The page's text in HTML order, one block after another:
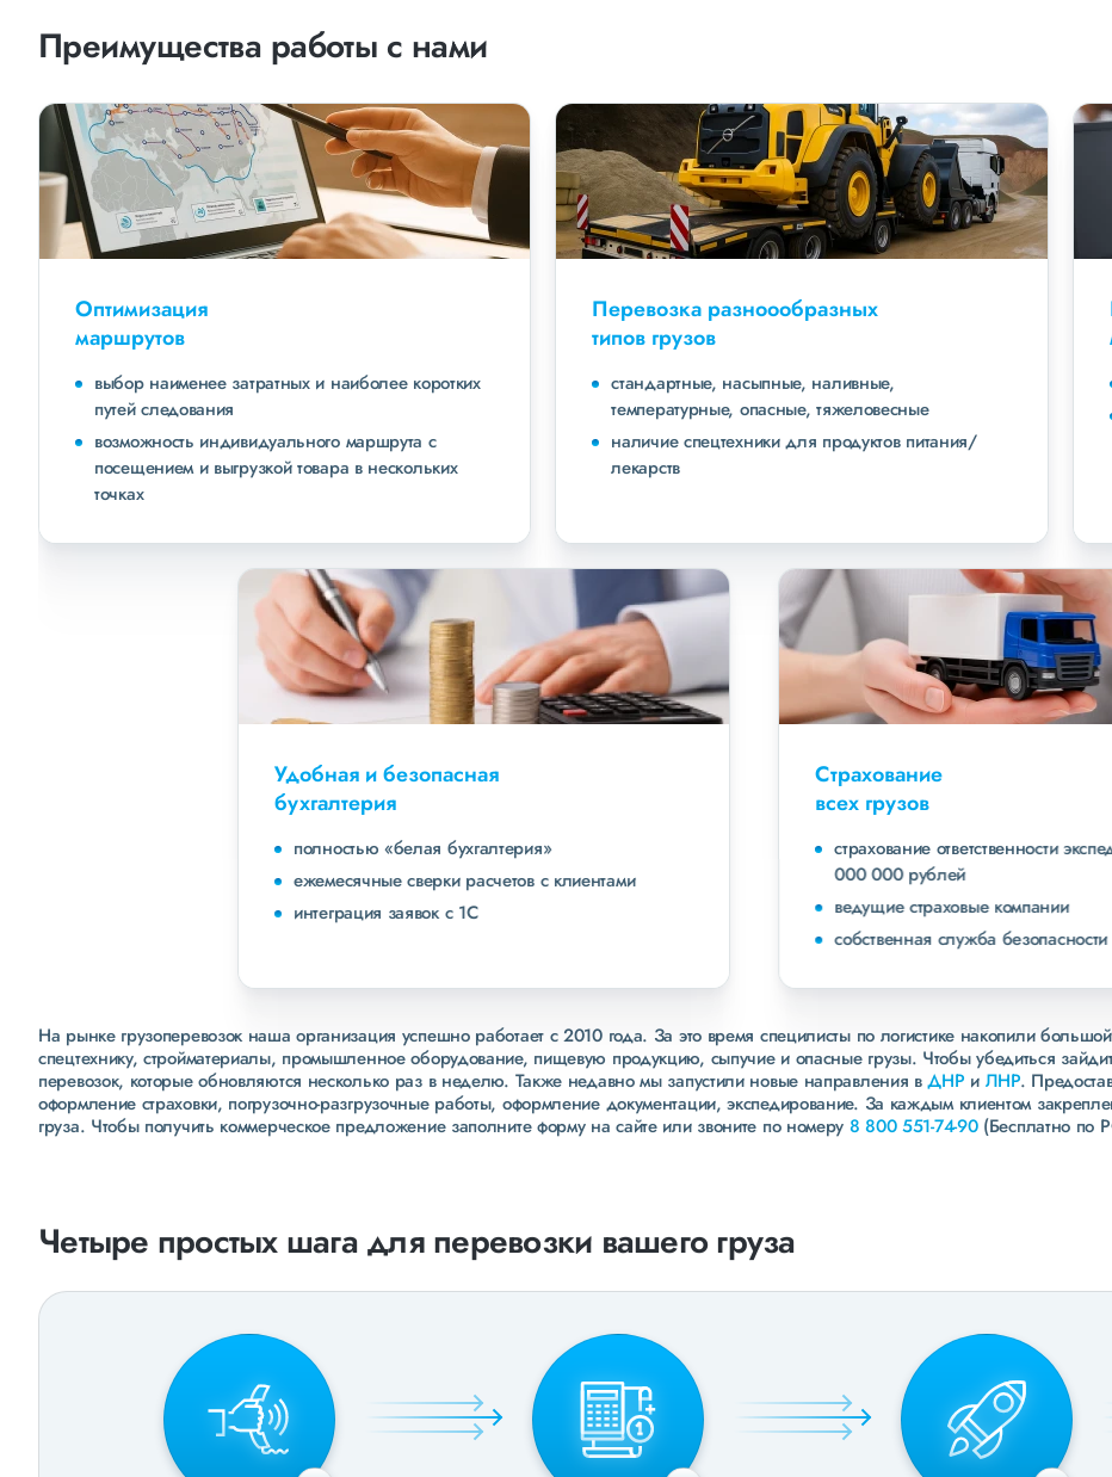
Преимущества работы с нами
Оптимизация
маршрутов
выбор наименее затратных и наиболее коротких
путей следования
возможность индивидуального маршрута с
посещением и выгрузкой товара в нескольких
точках
Перевозка разноообразных
типов грузов
стандартные, насыпные, наливные,
температурные, опасные, тяжеловесные
наличие спецтехники для продуктов питания/
лекарств
Удобная и безопасная
полностью «белая бухгалтерия»
ежемесячные сверки расчетов с клиентами
интеграция заявок с 1С
страхование ответственности экспедитора до 40
000 000 рублей
ведущие страховые компании
собственная служба безопасности
На рынке грузоперевозок наша организация успешно работает с 2010 года. За это время специлисты по логистике накопили
спецтехнику, стройматериалы, промышленное оборудование, пищевую продукцию, сыпучие и опасные грузы. Чтобы убедиться
перевозок, которые обновляются несколько раз в неделю. Также недавно мы запустили новые направления вДНР и ЛНР.
оформление страховки, погрузочно-разгрузочные работы, оформление документации, экспедирование. За каждым клиентом
груза. Чтобы получить коммерческое предложение заполните форму на сайте или звоните по номеру 8 800 551-74-90(Бесплатно по
Четыре простых шага для перевозки вашего груза